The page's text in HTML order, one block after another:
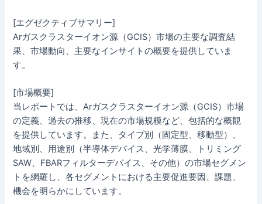
[エグゼクティブサマリー]
Arガスクラスターイオン源（GCIS）市場の主要な調査結
果、市場動向、主要なインサイトの概要を提供していま
す。
[市場概要]
当レポートでは、Arガスクラスターイオン源（GCIS）市場
の定義、過去の推移、現在の市場規模など、包括的な概観
を提供しています。また、タイプ別（固定型、移動型）、
地域別、用途別（半導体デバイス、光学薄膜、トリミング
SAW、FBARフィルターデバイス、その他）の市場セグメン
トを網羅し、各セグメントにおける主要促進要因、課題、
機会を明らかにしています。